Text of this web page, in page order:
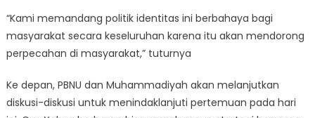
“Kami memandang politik identitas ini berbahaya bagi
masyarakat secara keseluruhan karena itu akan mendorong
perpecahan di masyarakat,” tuturnya
Ke depan, PBNU dan Muhammadiyah akan melanjutkan
diskusi-diskusi untuk menindaklanjuti pertemuan pada hari